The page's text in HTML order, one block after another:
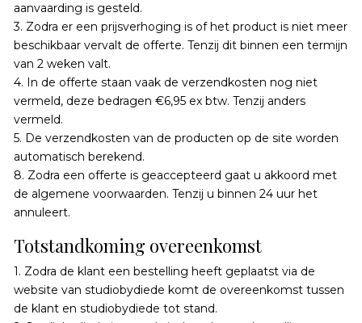
aanvaarding is gesteld.
3. Zodra er een prijsverhoging is of het product is niet meer
beschikbaar vervalt de offerte. Tenzij dit binnen een termijn
van 2 weken valt.
4. In de offerte staan vaak de verzendkosten nog niet
vermeld, deze bedragen €6,95 ex btw. Tenzij anders
vermeld.
5. De verzendkosten van de producten op de site worden
automatisch berekend.
8. Zodra een offerte is geaccepteerd gaat u akkoord met
de algemene voorwaarden. Tenzij u binnen 24 uur het
annuleert.
Totstandkoming overeenkomst
1. Zodra de klant een bestelling heeft geplaatst via de
website van studiobydiede komt de overeenkomst tussen
de klant en studiobydiede tot stand.